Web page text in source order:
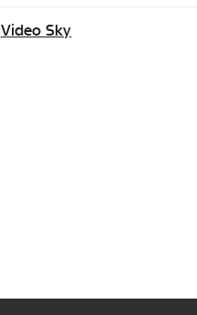
Video Sky